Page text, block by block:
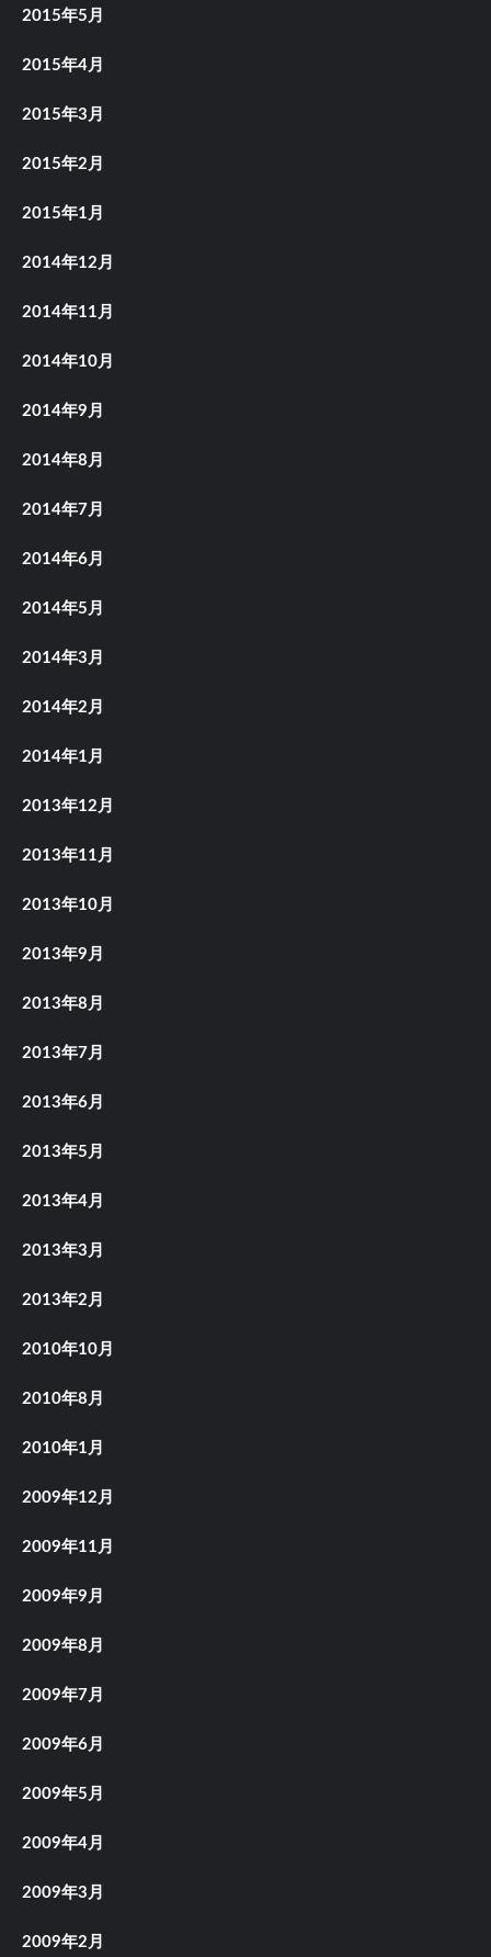
2015年5月
2015年4月
2015年3月
2015年2月
2015年1月
2014年12月
2014年11月
2014年10月
2014年9月
2014年8月
2014年7月
2014年6月
2014年5月
2014年3月
2014年2月
2014年1月
2013年12月
2013年11月
2013年10月
2013年9月
2013年8月
2013年7月
2013年6月
2013年5月
2013年4月
2013年3月
2013年2月
2010年10月
2010年8月
2010年1月
2009年12月
2009年11月
2009年9月
2009年8月
2009年7月
2009年6月
2009年5月
2009年4月
2009年3月
2009年2月